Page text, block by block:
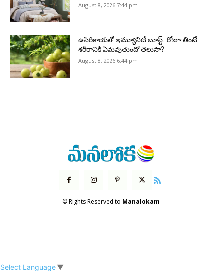
August 8, 2026 7:44 pm
ఉసిరికాయతో ఇమ్యూనిటీ బూస్ట్‌.. రోజూ తింటే
శరీరానికి ఏమవుతుందో తెలుసా?
August 8, 2026 6:44 pm
© Rights Reserved to Manalokam
Select Language ▼